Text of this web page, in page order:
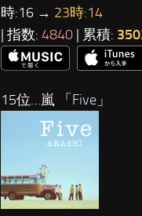
時:16 → 23時:14
| 指数: 4840 | 累積:
15位…嵐 「 Five 」